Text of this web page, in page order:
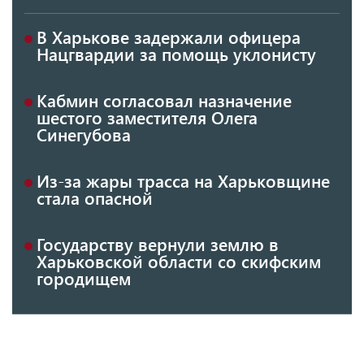
В Харькове задержали офицера
Нацгвардии за помощь уклонисту
Кабмин согласовал назначение
шестого заместителя Олега
Синегубова
Из-за жары трасса на Харьковщине
стала опасной
Государству вернули землю в
Харьковской области со скифским
городищем